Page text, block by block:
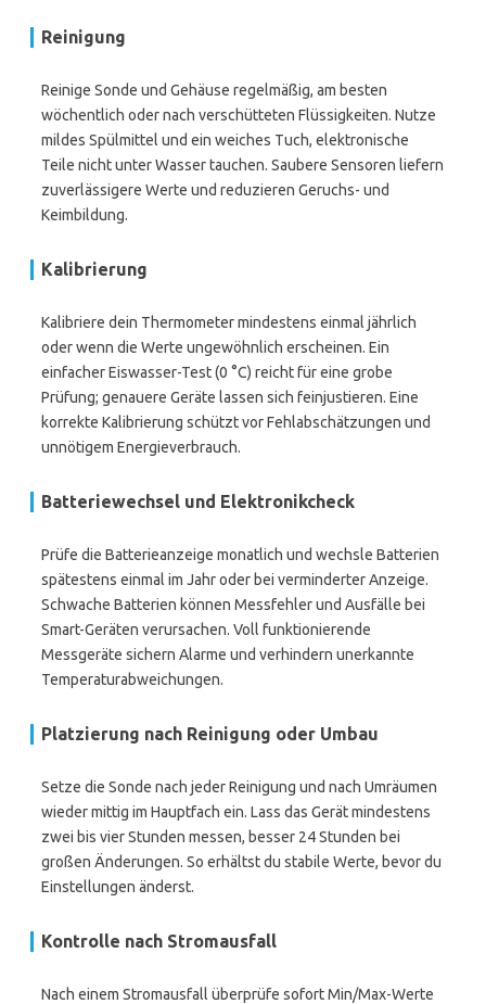
Reinigung
Reinige Sonde und Gehäuse regelmäßig, am besten
wöchentlich oder nach verschütteten Flüssigkeiten. Nutze
mildes Spülmittel und ein weiches Tuch, elektronische
Teile nicht unter Wasser tauchen. Saubere Sensoren liefern
zuverlässigere Werte und reduzieren Geruchs- und
Keimbildung.
Kalibrierung
Kalibriere dein Thermometer mindestens einmal jährlich
oder wenn die Werte ungewöhnlich erscheinen. Ein
einfacher Eiswasser-Test (0 °C) reicht für eine grobe
Prüfung; genauere Geräte lassen sich feinjustieren. Eine
korrekte Kalibrierung schützt vor Fehlabschätzungen und
unnötigem Energieverbrauch.
Batteriewechsel und Elektronikcheck
Prüfe die Batterieanzeige monatlich und wechsle Batterien
spätestens einmal im Jahr oder bei verminderter Anzeige.
Schwache Batterien können Messfehler und Ausfälle bei
Smart-Geräten verursachen. Voll funktionierende
Messgeräte sichern Alarme und verhindern unerkannte
Temperaturabweichungen.
Platzierung nach Reinigung oder Umbau
Setze die Sonde nach jeder Reinigung und nach Umräumen
wieder mittig im Hauptfach ein. Lass das Gerät mindestens
zwei bis vier Stunden messen, besser 24 Stunden bei
großen Änderungen. So erhältst du stabile Werte, bevor du
Einstellungen änderst.
Kontrolle nach Stromausfall
Nach einem Stromausfall überprüfe sofort Min/Max-Werte